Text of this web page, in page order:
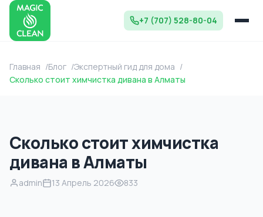
+7 (707) 528-80-04
Главная Блог
Экспертный гид для дома
Сколько стоит химчистка дивана в Алматы
Сколько стоит химчистка
дивана в Алматы
admin 13 Апрель 2026 833